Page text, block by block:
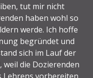
tut mir nicht
haben wohl so
werde. Ich hoffe
begründet und
sich im Lauf der
weil die Dozierenden